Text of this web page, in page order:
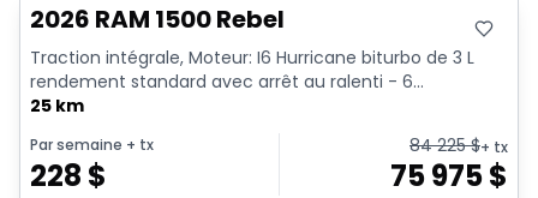
2026 RAM 1500 Rebel
Traction intégrale, Moteur: I6 Hurricane biturbo de 3 L
rendement standard avec arrêt au ralenti - 6...
25 km
Par semaine + tx
228 $
84 225$+ tx
75 975$